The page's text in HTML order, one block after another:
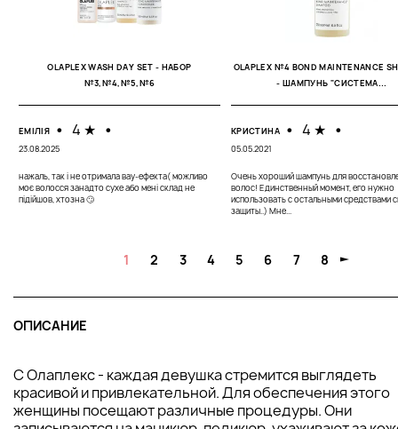
OLAPLEX WASH DAY SET - НАБОР
№3,№4,№5,№6
ЕМІЛІЯ • 4 ★ •
23.08.2025
нажаль, так і не отримала вау-ефекта( можливо
моє волосся занадто сухе або мені склад не
підійшов, хтозна 🙄
OLAPLEX №4 BOND MAINTENANCE
- ШАМПУНЬ "СИСТЕМА...
КРИСТИНА • 4 ★ •
05.05.2021
Очень хороший шампунь для
волос! Единственный момент, его нужно
использовать с остальными средствами
защиты..) Мне...
1 2 3 4 5 6 7 8
ОПИСАНИЕ
С Олаплекс - каждая девушка стремится выглядеть
красивой и привлекательной. Для обеспечения этого
женщины посещают различные процедуры. Они